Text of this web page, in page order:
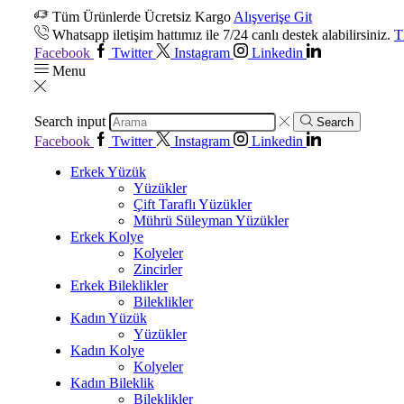
Tüm Ürünlerde Ücretsiz Kargo Alışverişe Git
Whatsapp iletişim hattımız ile 7/24 canlı destek alabilirsiniz.
Facebook
Twitter Instagram
Linkedin
Menu
Search input Search
Facebook Twitter Instagram
Linkedin
Erkek Yüzük
Yüzükler
Çift Taraflı Yüzükler
Mührü Süleyman Yüzükler
Erkek Kolye
Kolyeler
Zincirler
Erkek Bileklikler
Bileklikler
Kadın Yüzük
Yüzükler
Kadın Kolye
Kolyeler
Kadın Bileklik
Bileklikler